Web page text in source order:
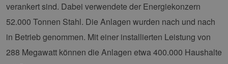
verankert sind. Dabei verwendete der Energiekonzern
52.000 Tonnen Stahl. Die Anlagen wurden nach und nach
in Betrieb genommen. Mit einer installierten Leistung von
288 Megawatt können die Anlagen etwa 400.000 Haushalte